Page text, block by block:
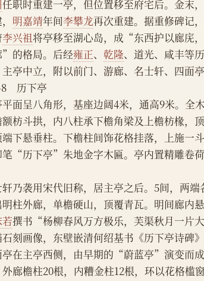
任职时重建一亭，但位置移至府宅后。金末
明嘉靖年间李攀龙再次重建。据重修碑记
李兴祖将亭移至湖心岛，成“东西护以廊庑
”的格局。后经雍正、乾隆、道光、咸丰等
亭中立，附以前门、游廊、名士轩、四面亭
历下亭
呈八角形，基座边阔4米，通高9米。全
枋斗拱，内八柱承下檐角梁及上檐枋椽，
下悬垂柱。下檐柱间饰花格挂落，上施一
笔“历下亭”朱地金字木匾。亭内置精雕卷
袭用宋代旧称，居主亭之后。5间，两端
明柱外廊，单檐硬山，顶覆青瓦。明间廊
撰书“杨柳春风万方极乐，芙渠秋月一片
刻画像，东壁嵌清何绍基书《历下亭诗碑》
主亭西侧，由早期的“蔚蓝亭”演变而成
廊檐柱20根，内糟金柱12根，环以花格槛